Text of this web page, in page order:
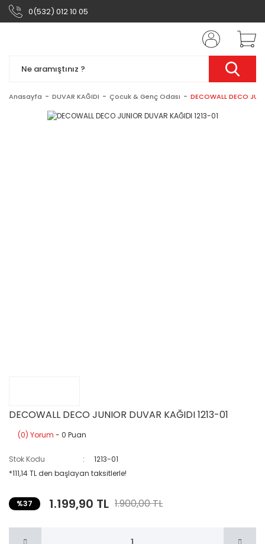
0(532) 012 10 05
Anasayfa DUVAR KAĞIDI Çocuk & Genç Odası DECOWALL DECO
DECOWALL DECO JUNIOR DUVAR KAĞIDI 1213-01
(0) Yorum - 0 Puan
Stok Kodu
1213-01
*111,14 TL den başlayan taksitlerle!
%37 1.199,90 TL 1.900,00 TL